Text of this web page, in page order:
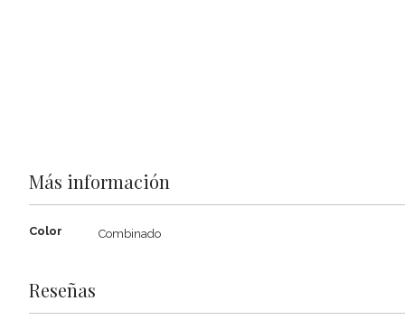
Más información
Más
Color Combinado
Reseñas